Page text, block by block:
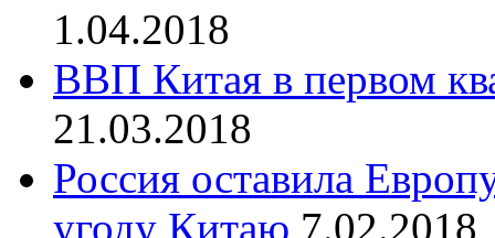
1.04.2018
ВВП Китая в первом
21.03.2018
Россия оставила
угоду Китаю 7.02.2018